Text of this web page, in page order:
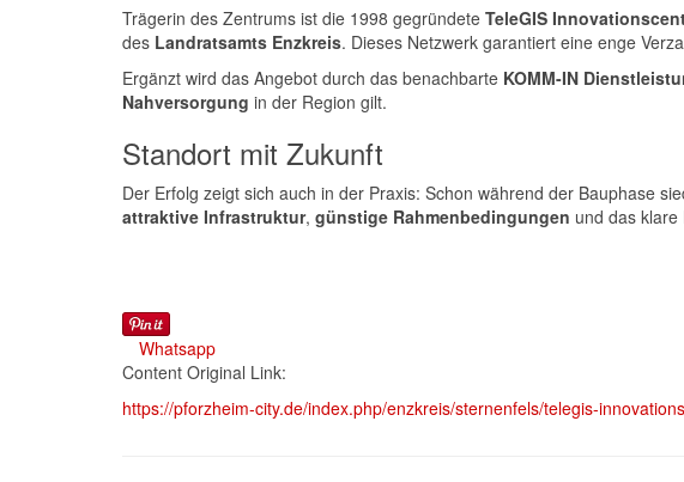
Trägerin des Zentrums ist die 1998 gegründete TeleGIS
des Landratsamts Enzkreis. Dieses Netzwerk garantiert eine enge
Ergänzt wird das Angebot durch das benachbarte KOMM-IN
Nahversorgung in der Region gilt.
Standort mit Zukunft
Der Erfolg zeigt sich auch in der Praxis: Schon während der Bauphase
attraktive Infrastruktur, günstige Rahmenbedingungen und das
Whatsapp
Content Original Link:
https://pforzheim-city.de/index.php/enzkreis/sternenfels/telegis-